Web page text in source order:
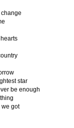
star
be enough
we got